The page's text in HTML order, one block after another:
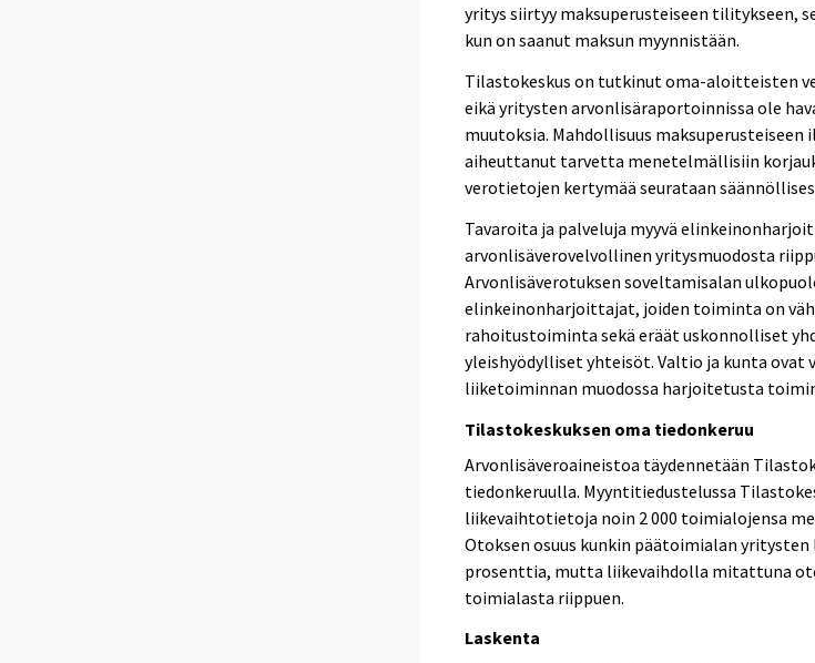
yritys siirtyy maksuperusteiseen tilitykseen,
kun on saanut maksun myynnistään.
Tilastokeskus on tutkinut oma-aloitteisten
eikä yritysten arvonlisäraportoinnissa ole
muutoksia. Mahdollisuus
aiheuttanut tarvetta menetelmällisiin
verotietojen kertymää seurataan
Tavaroita ja palveluja myyvä
arvonlisäverovelvollinen yritysmuodosta
Arvonlisäverotuksen soveltamisalan
elinkeinonharjoittajat, joiden toiminta on
rahoitustoiminta sekä eräät uskonnolliset
yleishyödylliset yhteisöt. Valtio ja kunta ovat
liiketoiminnan muodossa harjoitetusta
Tilastokeskuksen oma tiedonkeruu
Arvonlisäveroaineistoa täydennetään
tiedonkeruulla. Myyntitiedustelussa
liikevaihtotietoja noin 2 000 toimialojensa
Otoksen osuus kunkin päätoimialan yritysten
prosenttia, mutta liikevaihdolla mitattuna
toimialasta riippuen.
Laskenta